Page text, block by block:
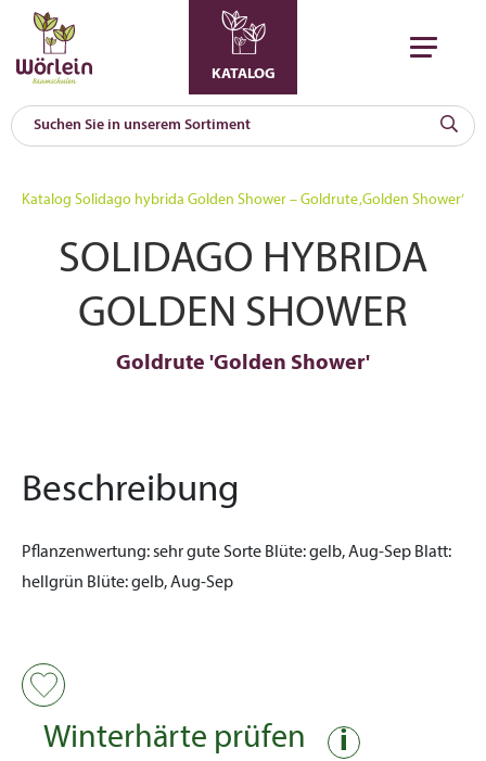
KATALOG
Katalog Solidago hybrida Golden Shower – Goldrute ‚Golden Shower‘
SOLIDAGO HYBRIDA
GOLDEN SHOWER
Goldrute 'Golden Shower'
Beschreibung
Pflanzenwertung:sehr gute Sorte Blüte:gelb, Aug-Sep Blatt:
hellgrün Blüte:gelb, Aug-Sep
Winterhärte prüfen i